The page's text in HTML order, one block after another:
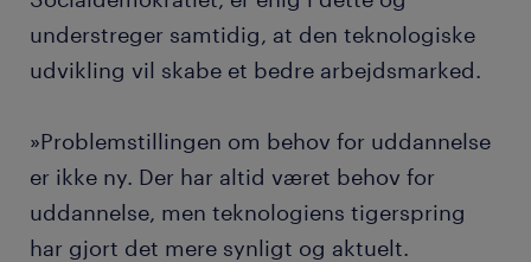
understreger samtidig, at den teknologiske
udvikling vil skabe et bedre arbejdsmarked.
»Problemstillingen om behov for uddannelse
er ikke ny. Der har altid været behov for
uddannelse, men teknologiens tigerspring
har gjort det mere synligt og aktuelt.